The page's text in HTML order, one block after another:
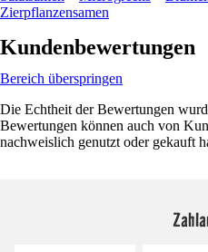
Zierpflanzensamen
Kundenbewertungen
Bereich überspringen
Die Echtheit der Bewertungen
Bewertungen können auch von
nachweislich genutzt oder gekauft